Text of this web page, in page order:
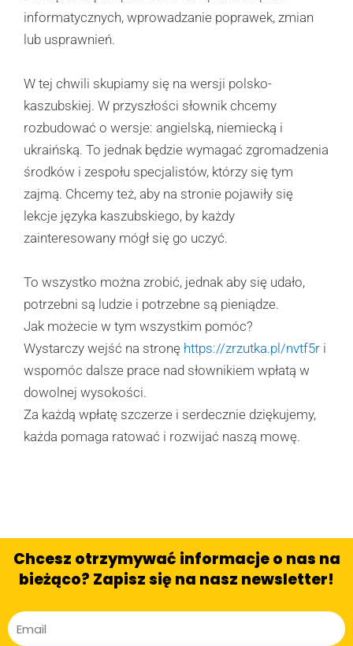
informatycznych, wprowadzanie poprawek, zmian
lub usprawnień.
W tej chwili skupiamy się na wersji polsko-
kaszubskiej. W przyszłości słownik chcemy
rozbudować o wersje: angielską, niemiecką i
ukraińską. To jednak będzie wymagać zgromadzenia
środków i zespołu specjalistów, którzy się tym
zajmą. Chcemy też, aby na stronie pojawiły się
lekcje języka kaszubskiego, by każdy
zainteresowany mógł się go uczyć.
To wszystko można zrobić, jednak aby się udało,
potrzebni są ludzie i potrzebne są pieniądze.
Jak możecie w tym wszystkim pomóc?
Wystarczy wejść na stronę https://zrzutka.pl/nvtf5r i
wspomóc dalsze prace nad słownikiem wpłatą w
dowolnej wysokości.
Za każdą wpłatę szczerze i serdecznie dziękujemy,
każda pomaga ratować i rozwijać naszą mowę.
Chcesz otrzymywać informacje o nas na
bieżąco? Zapisz się na nasz newsletter!